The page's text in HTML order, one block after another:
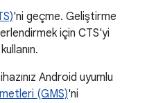
'ni geçme. Geliştirme
için CTS'yi
Android uyumlu
(GMS)'ni